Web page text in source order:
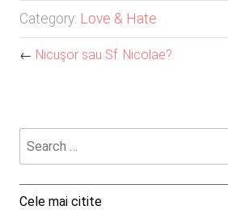
Category: Love & Hate
← Nicuşor sau Sf. Nicolae?
Cele mai citite